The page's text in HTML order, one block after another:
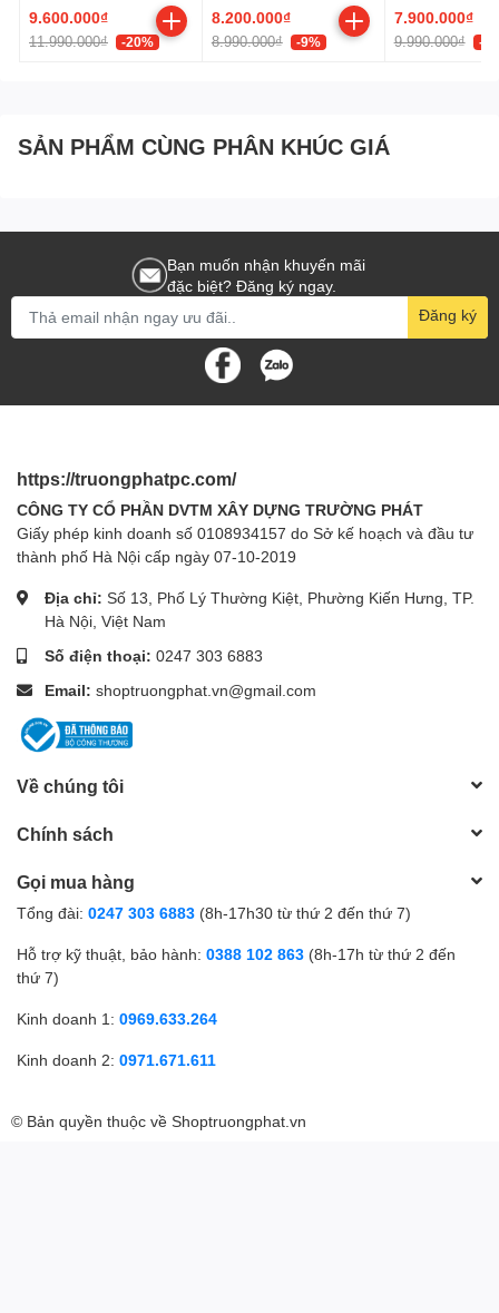
9.600.000₫
11.990.000₫ -20%
LAN/ WIFI)
8.200.000₫
8.990.000₫ -9%
LAN/ WIFI)
7.900.000₫
9.990.000₫ -
SẢN PHẨM CÙNG PHÂN KHÚC GIÁ
Bạn muốn nhận khuyến mãi
đặc biệt? Đăng ký ngay.
Đăng ký
https://truongphatpc.com/
CÔNG TY CỔ PHẦN DVTM XÂY DỰNG TRƯỜNG PHÁT
Giấy phép kinh doanh số 0108934157 do Sở kế hoạch và đầu tư
thành phố Hà Nội cấp ngày 07-10-2019
Địa chỉ: Số 13, Phố Lý Thường Kiệt, Phường Kiến Hưng, TP.
Hà Nội, Việt Nam
Số điện thoại: 0247 303 6883
Email: shoptruongphat.vn@gmail.com
Về chúng tôi
Chính sách
Gọi mua hàng
Tổng đài: 0247 303 6883 (8h-17h30 từ thứ 2 đến thứ 7)
Hỗ trợ kỹ thuật, bảo hành: 0388 102 863 (8h-17h từ thứ 2 đến
thứ 7)
Kinh doanh 1: 0969.633.264
Kinh doanh 2: 0971.671.611
© Bản quyền thuộc về Shoptruongphat.vn